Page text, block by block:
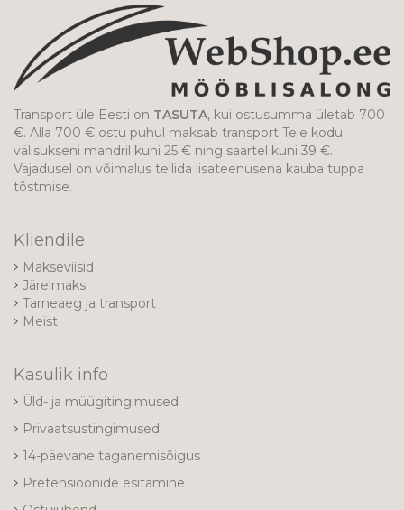
Transport üle Eesti on TASUTA, kui ostusumma ületab 700
€. Alla 700 € ostu puhul maksab transport Teie kodu
välisukseni mandril kuni 25 € ning saartel kuni 39 €.
Vajadusel on võimalus tellida lisateenusena kauba tuppa
tõstmise.
Kliendile
Makseviisid
Järelmaks
Tarneaeg ja transport
Meist
Kasulik info
Üld- ja müügitingimused
Privaatsustingimused
14-päevane taganemisõigus
Pretensioonide esitamine